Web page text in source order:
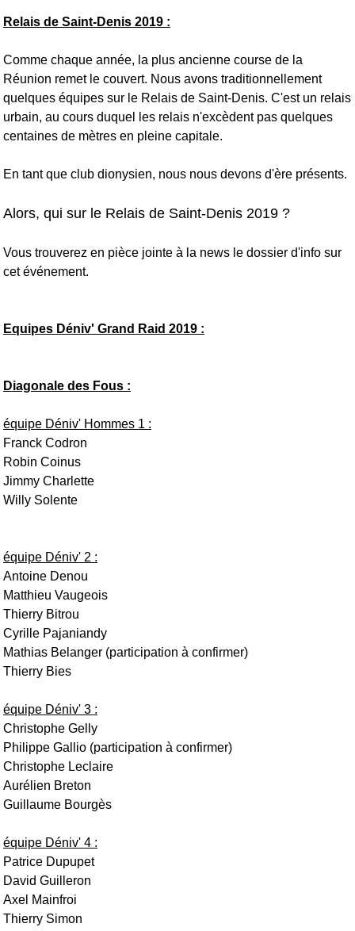
Relais de Saint-Denis 2019 :
Comme chaque année, la plus ancienne course de la
Réunion remet le couvert. Nous avons traditionnellement
quelques équipes sur le Relais de Saint-Denis. C'est un relais
urbain, au cours duquel les relais n'excèdent pas quelques
centaines de mètres en pleine capitale.
En tant que club dionysien, nous nous devons d'ère présents.
Alors, qui sur le Relais de Saint-Denis 2019 ?
Vous trouverez en pièce jointe à la news le dossier d'info sur
cet événement.
Equipes Déniv' Grand Raid 2019 :
Diagonale des Fous :
équipe Déniv' Hommes 1 :
Franck Codron
Robin Coinus
Jimmy Charlette
Willy Solente
équipe Déniv' 2 :
Antoine Denou
Matthieu Vaugeois
Thierry Bitrou
Cyrille Pajaniandy
Mathias Belanger (participation à confirmer)
Thierry Bies
équipe Déniv' 3 :
Christophe Gelly
Philippe Gallio (participation à confirmer)
Christophe Leclaire
Aurélien Breton
Guillaume Bourgès
équipe Déniv' 4 :
Patrice Dupupet
David Guilleron
Axel Mainfroi
Thierry Simon